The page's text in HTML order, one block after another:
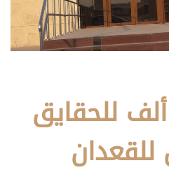
مليون و200 ألف للحقايق
للقعدان